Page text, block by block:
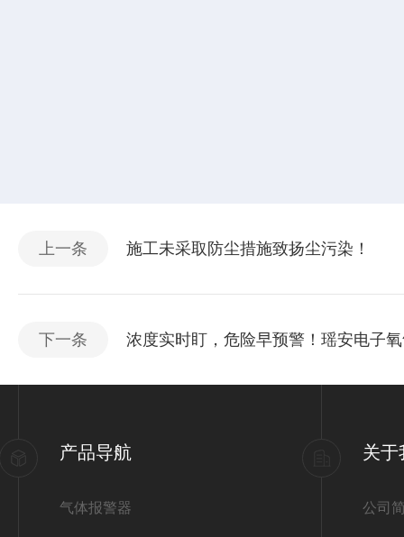
上一条 施工未采取防尘措施致扬尘污染！
下一条 浓度实时盯，危险早预警！瑶安电子
产品导航
气体报警器
关于
公司